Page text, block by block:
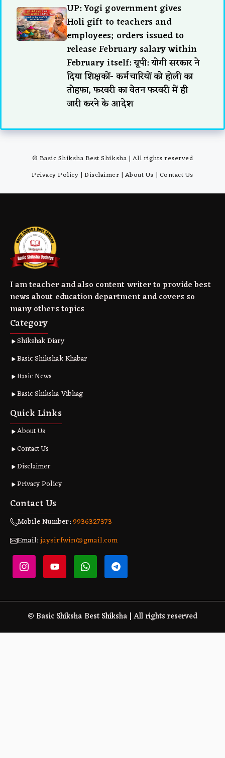
UP: Yogi government gives
Holi gift to teachers and
employees; orders issued to
release February salary within
February itself: यूपी: योगी सरकार ने
दिया शिक्षकों- कर्मचारियों को होली का
तोहफा, फरवरी का वेतन फरवरी में ही
जारी करने के आदेश
© Basic Shiksha Best Shiksha | All rights reserved
Privacy Policy |Disclaimer | About Us | Contact Us
I am teacher and also content writer to provide best
news about education department and covers so
many others topics
Category
Shikshak Diary
Basic Shikshak Khabar
Basic News
Basic Shiksha Vibhag
Quick Links
About Us
Contact Us
Disclaimer
Privacy Policy
Contact Us
Mobile Number:9936327373
Email:jaysirfwin@gmail.com
© Basic Shiksha Best Shiksha | All rights reserved